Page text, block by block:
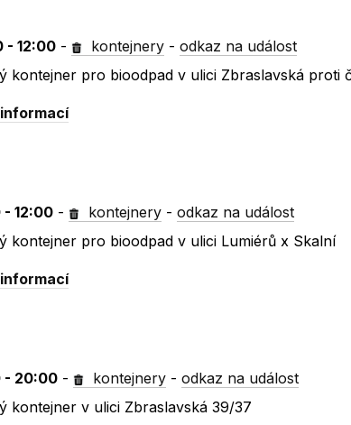
- 12:00 - kontejnery -odkaz na událost
kontejner pro bioodpad v ulici Zbraslavská proti
12:00 - kontejnery -odkaz na událost
kontejner pro bioodpad v ulici Lumiérů x Skalní
- 20:00 - kontejnery -odkaz na událost
kontejner v ulici Zbraslavská 39/37